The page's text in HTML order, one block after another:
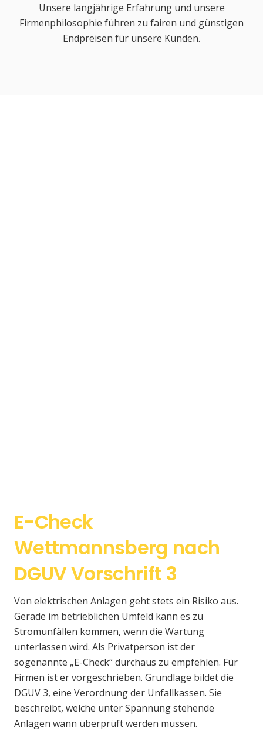
Unsere langjährige Erfahrung und unsere
Firmenphilosophie führen zu fairen und günstigen
Endpreisen für unsere Kunden.
E-Check
Wettmannsberg nach
DGUV Vorschrift 3
Von elektrischen Anlagen geht stets ein Risiko aus.
Gerade im betrieblichen Umfeld kann es zu
Stromunfällen kommen, wenn die Wartung
unterlassen wird. Als Privatperson ist der
sogenannte „E-Check“ durchaus zu empfehlen. Für
Firmen ist er vorgeschrieben. Grundlage bildet die
DGUV 3, eine Verordnung der Unfallkassen. Sie
beschreibt, welche unter Spannung stehende
Anlagen wann überprüft werden müssen.